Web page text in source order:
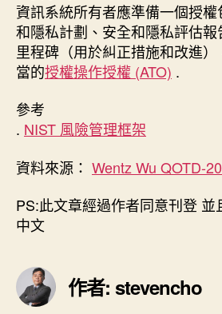
資訊系統所有者應準備一個授
和隱私計劃、安全和隱私評估
里程碑（用於糾正措施和改進
當的授權操作授權 (ATO) .
參考
. NIST 風險管理框架
資料來源： Wentz Wu QOTD-
PS:此文章經過作者同意刊登
中文
作者: stevencho